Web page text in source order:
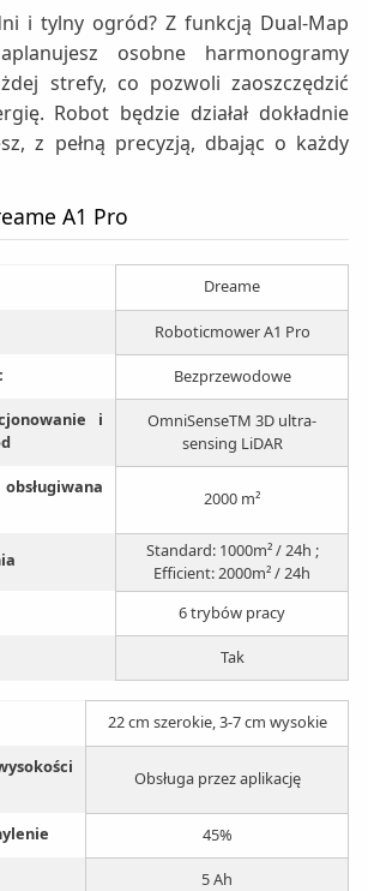
i tylny ogród? Z funkcją Dual-Map
osobne harmonogramy
strefy, co pozwoli zaoszczędzić
Robot będzie działał dokładnie
z pełną precyzją, dbając o każdy
A1 Pro
Dreame
Roboticmower A1 Pro
Bezprzewodowe
i
OmniSenseTM 3D ultra-
sensing LiDAR
2000 m²
Standard: 1000m² / 24h ;
Efficient: 2000m² / 24h
6 trybów pracy
Tak
22 cm szerokie, 3-7 cm wysokie
Obsługa przez aplikację
45%
5 Ah